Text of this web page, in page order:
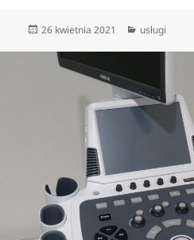
Data
26 kwietnia 2021 Kategorie
usługi